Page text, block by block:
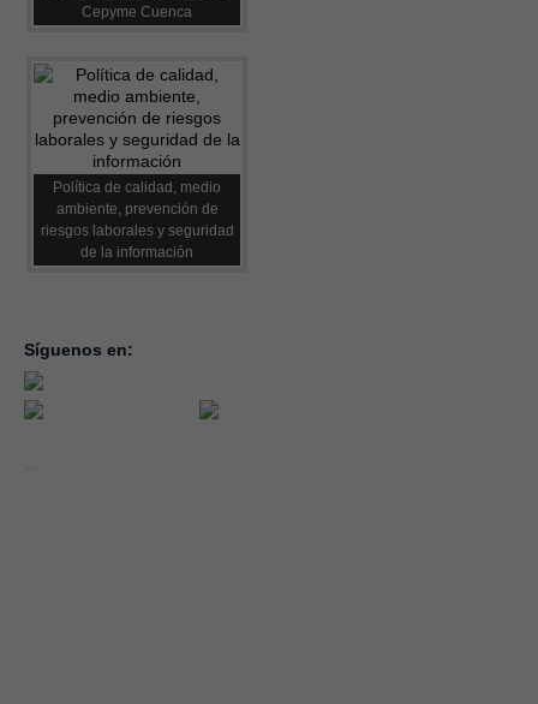
Cepyme Cuenca
Política de calidad, medio
ambiente, prevención de
riesgos laborales y seguridad
de la información
Síguenos en: